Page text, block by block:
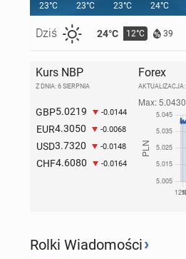
23°C
Dziś 24°C 12°C 39
23°C 23°C 24°C
Kurs NBP
Z DNIA: 6 SIERPNIA
GBP5.0219 -0.0144
EUR4.3050 -0.0068
USD3.7320 -0.0148
CHF4.6080 -0.0164
Forex
AKTUALIZACJA:
Rolki Wiadomości›